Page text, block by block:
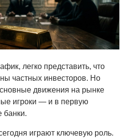
легко представить, что
частных инвесторов. Но
движения на рынке
игроки — и в первую
банки.
играют ключевую роль.